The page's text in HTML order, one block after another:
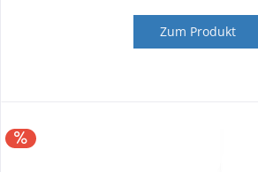
Zum Produkt